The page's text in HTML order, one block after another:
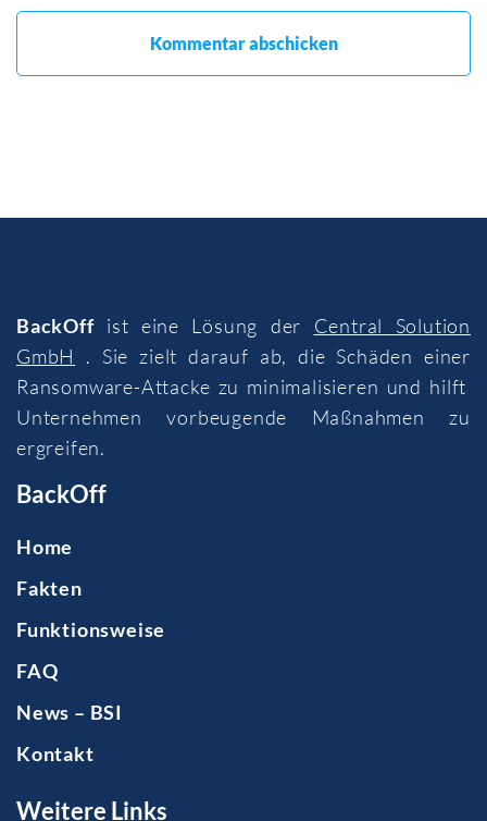
BackOffist eine Lösung der Central Solution
GmbH
. Sie zielt darauf ab, die Schäden einer
Ransomware-Attacke zu minimalisieren und hilft
Unternehmen vorbeugende Maßnahmen zu
ergreifen.
BackOff
Home
Fakten
Funktionsweise
FAQ
News – BSI
Kontakt
Weitere Links